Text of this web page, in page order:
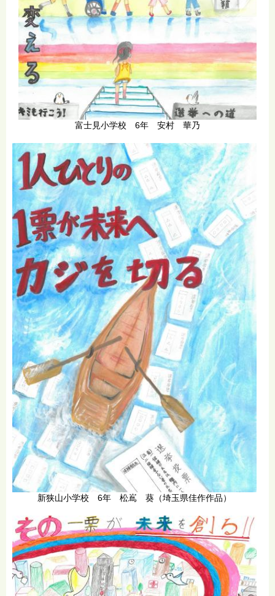
富士見小学校 6年 安村 華乃
新狭山小学校 6年 松嶌 葵（埼玉県佳作作品）